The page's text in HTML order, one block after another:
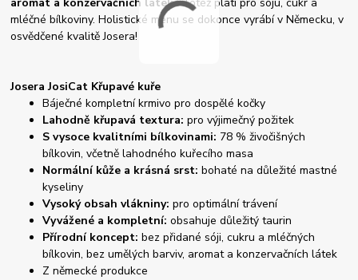
mléčné bílkoviny. Holistické menu se dokonce vyrábí v Německu, v
osvědčené kvalitě Josera!
Josera JosiCat Křupavé kuře
Báječné kompletní krmivo pro dospělé kočky
Lahodně křupavá textura: pro výjimečný požitek
S vysoce kvalitními bílkovinami: 78 % živočišných
bílkovin, včetně lahodného kuřecího masa
Normální kůže a krásná srst:bohaté na důležité mastné
kyseliny
Vysoký obsah vlákniny: pro optimální trávení
Vyvážené a kompletní: obsahuje důležitý taurin
Přírodní koncept:bez přidané sóji, cukru a mléčných
bílkovin, bez umělých barviv, aromat a konzervačních látek
Z německé produkce